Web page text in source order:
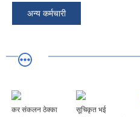
अन्य कर्मचारी
कर संकलन ठेक्का
सूचिकृत भई